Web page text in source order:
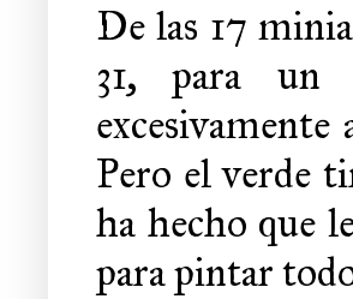
De las 17
31, para un
Pero el verde
ha hecho que
para pintar